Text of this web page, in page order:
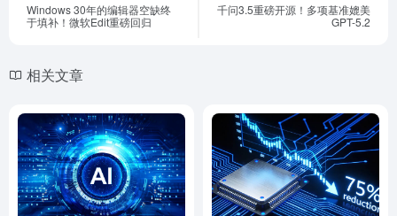
Windows 30年的编辑器空缺终
于填补！微软Edit重磅回归
千问3.5重磅开源！多项基准媲美
GPT-5.2
相关文章